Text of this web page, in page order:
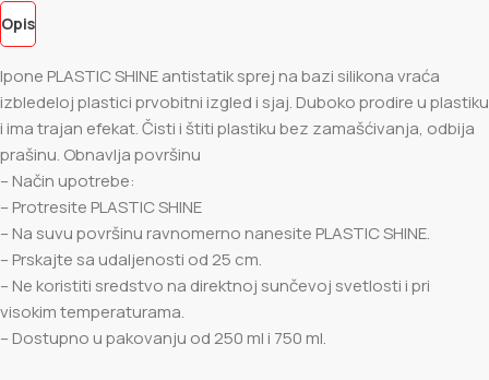
Opis
Ipone PLASTIC SHINE antistatik sprej na bazi silikona vraća
izbledeloj plastici prvobitni izgled i sjaj. Duboko prodire u plastiku
i ima trajan efekat. Čisti i štiti plastiku bez zamašćivanja, odbija
prašinu. Obnavlja površinu
– Način upotrebe:
– Protresite PLASTIC SHINE
– Na suvu površinu ravnomerno nanesite PLASTIC SHINE.
– Prskajte sa udaljenosti od 25 cm.
– Ne koristiti sredstvo na direktnoj sunčevoj svetlosti i pri
visokim temperaturama.
– Dostupno u pakovanju od 250 ml i 750 ml.